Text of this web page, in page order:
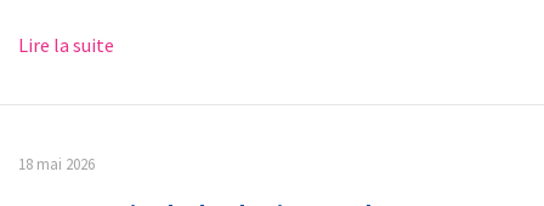
Lire la suite
18 mai 2026